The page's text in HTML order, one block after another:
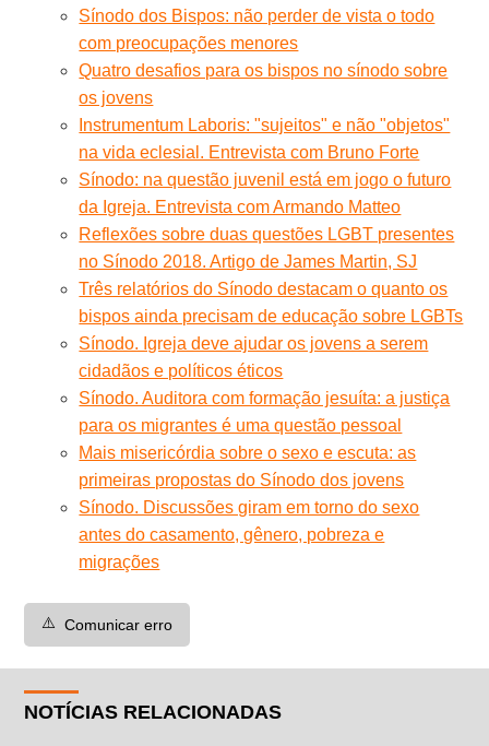
Sínodo dos Bispos: não perder de vista o todo
com preocupações menores
Quatro desafios para os bispos no sínodo sobre
os jovens
Instrumentum Laboris: "sujeitos" e não "objetos"
na vida eclesial. Entrevista com Bruno Forte
Sínodo: na questão juvenil está em jogo o futuro
da Igreja. Entrevista com Armando Matteo
Reflexões sobre duas questões LGBT presentes
no Sínodo 2018. Artigo de James Martin, SJ
Três relatórios do Sínodo destacam o quanto os
bispos ainda precisam de educação sobre LGBTs
Sínodo. Igreja deve ajudar os jovens a serem
cidadãos e políticos éticos
Sínodo. Auditora com formação jesuíta: a justiça
para os migrantes é uma questão pessoal
Mais misericórdia sobre o sexo e escuta: as
primeiras propostas do Sínodo dos jovens
Sínodo. Discussões giram em torno do sexo
antes do casamento, gênero, pobreza e
migrações
⚠️ Comunicar erro
NOTÍCIAS RELACIONADAS